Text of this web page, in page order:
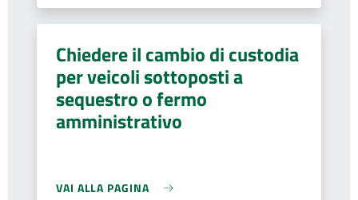
Chiedere il cambio di custodia
per veicoli sottoposti a
sequestro o fermo
amministrativo
VAI ALLA PAGINA